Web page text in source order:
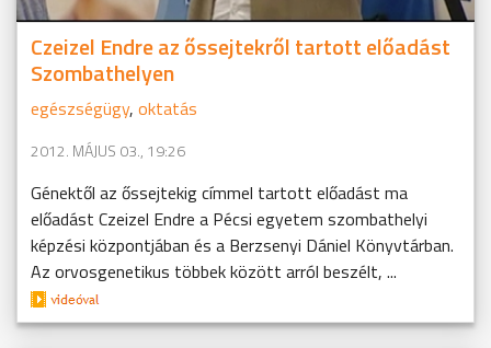
Czeizel Endre az őssejtekről tartott előadást
Szombathelyen
egészségügy, oktatás
2012. MÁJUS 03., 19:26
Génektől az őssejtekig címmel tartott előadást ma
előadást Czeizel Endre a Pécsi egyetem szombathelyi
képzési központjában és a Berzsenyi Dániel Könyvtárban.
Az orvosgenetikus többek között arról beszélt, ...